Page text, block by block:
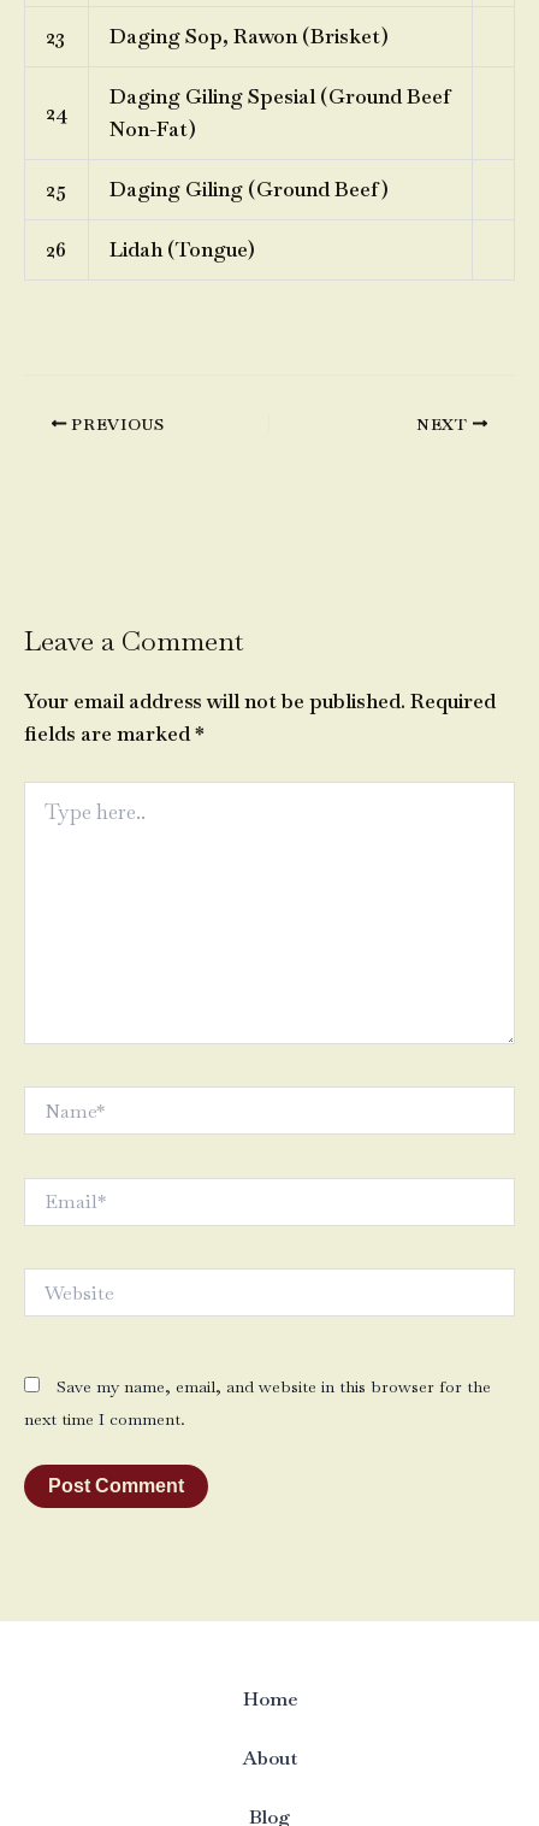
23 Daging Sop, Rawon (Brisket)
24
Daging Giling Spesial (Ground Beef
Non-Fat)
25 Daging Giling (Ground Beef)
26 Lidah (Tongue)
PREVIOUS NEXT
Leave a Comment
Your email address will not be published. Required
fields are marked*
here..
Save my name, email, and website in this browser for the
next time I comment.
Home
About
Blog